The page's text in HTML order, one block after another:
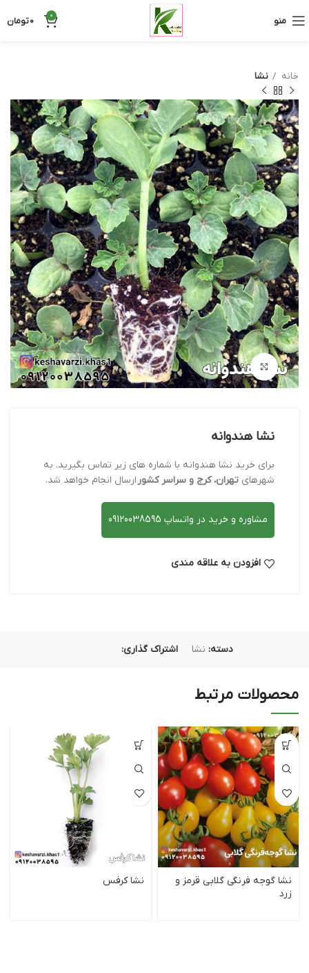
منو 0
0تومان
خانه نشا
بزرگنمایی تصویر
نشا هندوانه
برای خرید نشا هندوانه با شماره های زیر تماس بگیرید. به
شهرهای تهران، کرج و سراسر کشور ارسال انجام خواهد شد.
مشاوره و خرید در واتساپ 09120038595
افزودن به علاقه مندی
دسته: نشا اشتراک گذاری:
محصولات مرتبط
نشا گوجه فرنگی گلابی قرمز و
زرد
نشا کرفس